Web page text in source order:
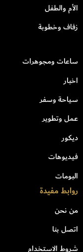
الأم والطفل
زفاف وخطوبة
ساعات ومجوهرات
اخبار
سياحة وسفر
عمل وتطوير
ديكور
فيديوهات
البومات
روابط مفيدة
من نحن
اتصل بنا
شروط الاستخدام